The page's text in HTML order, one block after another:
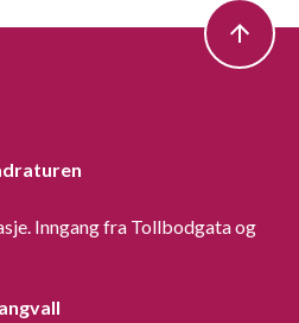
Inngang fra Tollbodgata og